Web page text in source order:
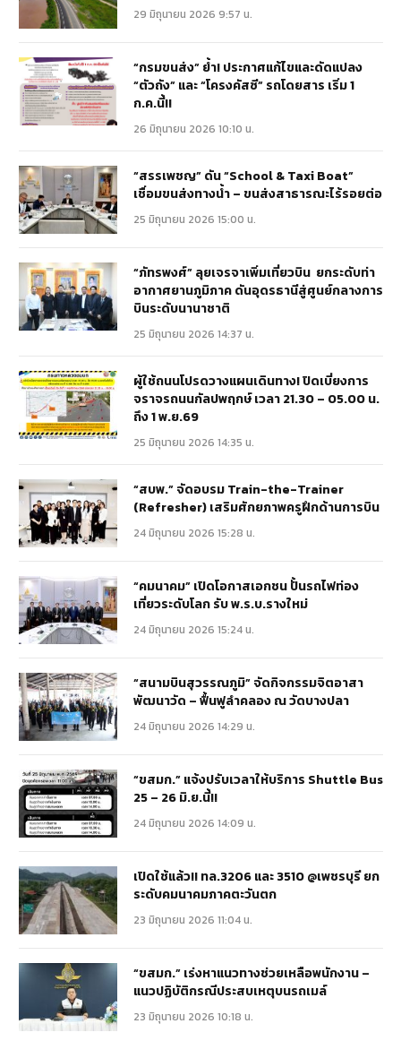
29 มิถุนายน 2026 9:57 น.
“กรมขนส่ง” ย้ำ! ประกาศแก้ไขและดัดแปลง
“ตัวถัง” และ “โครงคัสซี” รถโดยสาร เริ่ม 1
ก.ค.นี้!!
26 มิถุนายน 2026 10:10 น.
“สรรเพชญ” ดัน “School & Taxi Boat”
เชื่อมขนส่งทางน้ำ – ขนส่งสาธารณะไร้รอยต่อ
25 มิถุนายน 2026 15:00 น.
“ภัทรพงศ์” ลุยเจรจาเพิ่มเที่ยวบิน ยกระดับท่า
อากาศยานภูมิภาค ดันอุดรธานีสู่ศูนย์กลางการ
บินระดับนานาชาติ
25 มิถุนายน 2026 14:37 น.
ผู้ใช้ถนนโปรดวางแผนเดินทาง! ปิดเบี่ยงการ
จราจรถนนกัลปพฤกษ์ เวลา 21.30 – 05.00 น.
ถึง 1 พ.ย.69
25 มิถุนายน 2026 14:35 น.
“สบพ.” จัดอบรม Train-the-Trainer
(Refresher) เสริมศักยภาพครูฝึกด้านการบิน
24 มิถุนายน 2026 15:28 น.
“คมนาคม” เปิดโอกาสเอกชน ปั้นรถไฟท่อง
เที่ยวระดับโลก รับ พ.ร.บ.รางใหม่
24 มิถุนายน 2026 15:24 น.
“สนามบินสุวรรณภูมิ” จัดกิจกรรมจิตอาสา
พัฒนาวัด – ฟื้นฟูลำคลอง ณ วัดบางปลา
24 มิถุนายน 2026 14:29 น.
“ขสมก.” แจ้งปรับเวลาให้บริการ Shuttle Bus
25 – 26 มิ.ย.นี้!!
24 มิถุนายน 2026 14:09 น.
เปิดใช้แล้ว!! ทล.3206 และ 3510 @เพชรบุรี ยก
ระดับคมนาคมภาคตะวันตก
23 มิถุนายน 2026 11:04 น.
“ขสมก.” เร่งหาแนวทางช่วยเหลือพนักงาน –
แนวปฏิบัติกรณีประสบเหตุบนรถเมล์
23 มิถุนายน 2026 10:18 น.